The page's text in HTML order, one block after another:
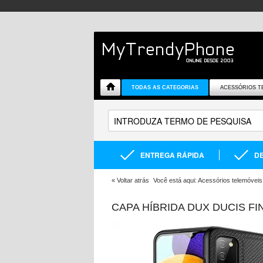
TODAS AS CATEGORIAS ACESSÓRIOS
ENTREGA RÁPIDA
« Voltar atrás Você está aqui: Acessórios telemóveis
CAPA HÍBRIDA DUX DUCIS